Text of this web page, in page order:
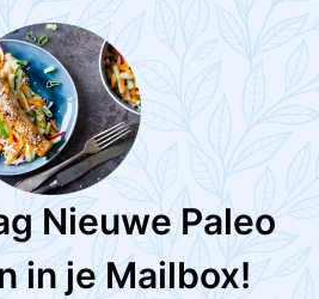
Nieuwe Paleo
in je Mailbox!